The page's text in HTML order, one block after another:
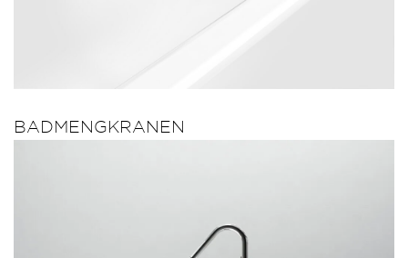
BADMENGKRANEN